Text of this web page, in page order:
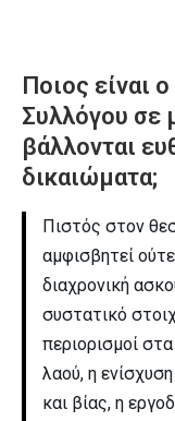
Ποιος είναι
Συλλόγου σε
βάλλονται
δικαιώματα;
Πιστός στον
αμφισβητεί
διαχρονική
συστατικό
περιορισμοί
λαού, η
και βίας, η